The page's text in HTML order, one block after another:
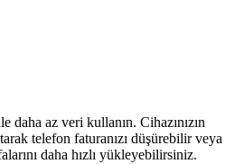
az veri kullanın. Cihazınızın
telefon faturanızı düşürebilir veya
daha hızlı yükleyebilirsiniz.